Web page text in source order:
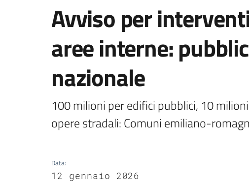
Avviso per
aree interne:
nazionale
100 milioni per edifici pubblici, 10
opere stradali: Comuni emiliano-
Data:
12 gennaio 2026